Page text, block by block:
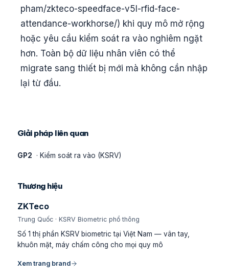
pham/zkteco-speedface-v5l-rfid-face-
attendance-workhorse/) khi quy mô mở rộng
hoặc yêu cầu kiểm soát ra vào nghiêm ngặt
hơn. Toàn bộ dữ liệu nhân viên có thể
migrate sang thiết bị mới mà không cần nhập
lại từ đầu.
Giải pháp liên quan
GP2 · Kiểm soát ra vào (KSRV)
Thương hiệu
ZKTeco
Trung Quốc · KSRV Biometric phổ thông
Số 1 thị phần KSRV biometric tại Việt Nam — vân tay,
khuôn mặt, máy chấm công cho mọi quy mô
Xem trang brand